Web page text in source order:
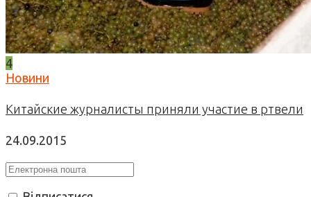
4
Новини
Китайские журналисты приняли участие в ртвели
24.09.2015